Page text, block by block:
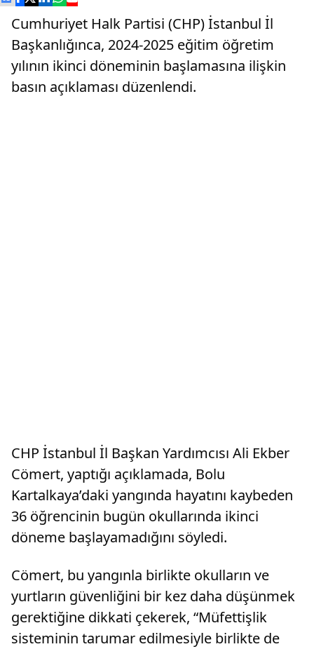
Cumhuriyet Halk Partisi (CHP) İstanbul İl
Başkanlığınca, 2024-2025 eğitim öğretim
yılının ikinci döneminin başlamasına ilişkin
basın açıklaması düzenlendi.
CHP İstanbul İl Başkan Yardımcısı Ali Ekber
Cömert, yaptığı açıklamada, Bolu
Kartalkaya’daki yangında hayatını kaybeden
36 öğrencinin bugün okullarında ikinci
döneme başlayamadığını söyledi.
Cömert, bu yangınla birlikte okulların ve
yurtların güvenliğini bir kez daha düşünmek
gerektiğine dikkati çekerek, “Müfettişlik
sisteminin tarumar edilmesiyle birlikte de